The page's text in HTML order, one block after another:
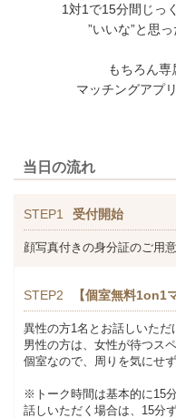
1対1で15分間じっ
”いいな”と思
もちろん専
マッチングアプ
当日の流れ
STEP1 受付開始
顔写真付きの身分証のご用
STEP2 【個室無料1on1
異性の方1名とお話しいただ
男性の方は、女性が待つス
個室なので、周りを気にせ
※トーク時間は基本的に15
話しいただく場合は、15分